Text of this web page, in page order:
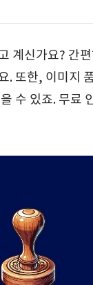
계신가요? 간
. 또한, 이미지
수 있죠. 무료